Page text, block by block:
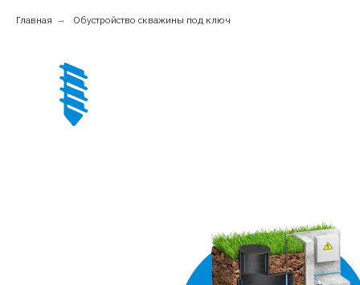
Главная → Обустройство скважины под ключ
Башкортостан